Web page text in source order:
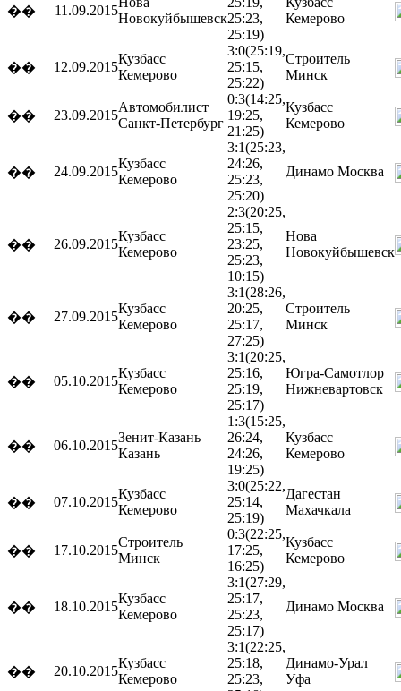
�� 11.09.2015
Новокуйбышевск25:23,
25:19)
Кемерово
�� 12.09.2015
Кузбасс
Кемерово
3:0(25:19,
25:15,
25:22)
Строитель
Минск
�� 23.09.2015
Автомобилист
Санкт-Петербург
0:3(14:25,
19:25,
21:25)
Кузбасс
Кемерово
�� 24.09.2015
Кузбасс
Кемерово
3:1(25:23,
24:26,
25:23,
25:20)
Динамо Москва
�� 26.09.2015
Кузбасс
Кемерово
2:3(20:25,
25:15,
23:25,
25:23,
10:15)
Нова
Новокуйбышевск
�� 27.09.2015
Кузбасс
Кемерово
3:1(28:26,
20:25,
25:17,
27:25)
Строитель
Минск
�� 05.10.2015
Кузбасс
Кемерово
3:1(20:25,
25:16,
25:19,
25:17)
Югра-Самотлор
Нижневартовск
�� 06.10.2015
Зенит-Казань
Казань
1:3(15:25,
26:24,
24:26,
19:25)
Кузбасс
Кемерово
�� 07.10.2015
Кузбасс
Кемерово
3:0(25:22,
25:14,
25:19)
Дагестан
Махачкала
�� 17.10.2015
Строитель
Минск
0:3(22:25,
17:25,
16:25)
Кузбасс
Кемерово
�� 18.10.2015
Кузбасс
Кемерово
3:1(27:29,
25:17,
25:23,
25:17)
Динамо Москва
�� 20.10.2015
Кузбасс
Кемерово
3:1(22:25,
25:18,
25:23,
Динамо-Урал
Уфа